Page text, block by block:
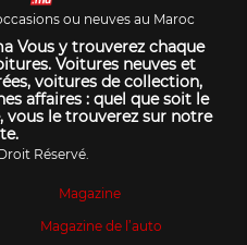
ou neuves au Maroc
Vous y trouverez chaque
Voitures neuves et
voitures de collection,
affaires : quel que soit le
vous le trouverez sur notre
Réservé.
Magazine
Magazine de l’auto